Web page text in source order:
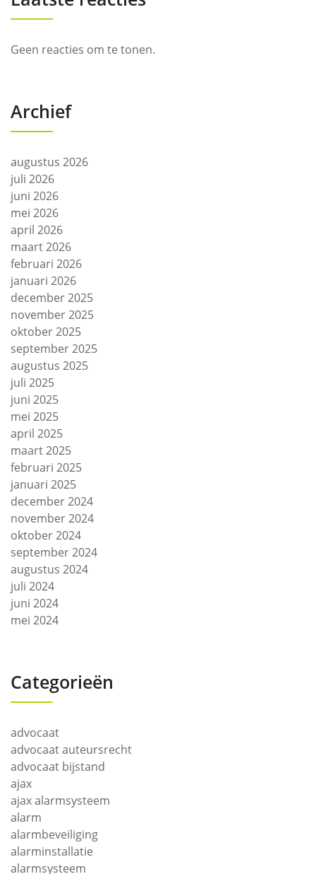
Geen reacties om te tonen.
Archief
augustus 2026
juli 2026
juni 2026
mei 2026
april 2026
maart 2026
februari 2026
januari 2026
december 2025
november 2025
oktober 2025
september 2025
augustus 2025
juli 2025
juni 2025
mei 2025
april 2025
maart 2025
februari 2025
januari 2025
december 2024
november 2024
oktober 2024
september 2024
augustus 2024
juli 2024
juni 2024
mei 2024
Categorieën
advocaat
advocaat auteursrecht
advocaat bijstand
ajax
ajax alarmsysteem
alarm
alarmbeveiliging
alarminstallatie
alarmsysteem